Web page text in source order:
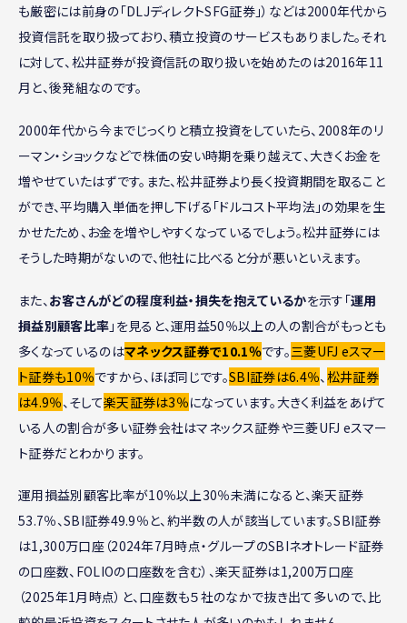
も厳密には前身の「DLJディレクトSFG証券」）などは2000年代から
投資信託を取り扱っており、積立投資のサービスもありました。それ
に対して、松井証券が投資信託の取り扱いを始めたのは2016年11
月と、後発組なのです。
2000年代から今までじっくりと積立投資をしていたら、2008年のリ
ーマン・ショックなどで株価の安い時期を乗り越えて、大きくお金を
増やせていたはずです。また、松井証券より長く投資期間を取ること
ができ、平均購入単価を押し下げる「ドルコスト平均法」の効果を生
かせたため、お金を増やしやすくなっているでしょう。松井証券には
そうした時期がないので、他社に比べると分が悪いといえます。
また、 お客さんがどの程度利益・損失を抱えているかを示す「運用
損益別顧客比率 」を見ると、運用益50％以上の人の割合がもっとも
多くなっているのはマネックス証券で10.1％です。三菱UFJ eスマー
ト証券も10％ですから、ほぼ同じです。SBI証券は6.4％、 松井証券
は4.9％、そして楽天証券は3％になっています。大きく利益をあげて
いる人の割合が多い証券会社はマネックス証券や三菱UFJ eスマー
ト証券だとわかります。
運用損益別顧客比率が10％以上30％未満になると、楽天証券
53.7％、SBI証券49.9％と、約半数の人が該当しています。SBI証券
は1,300万口座（2024年7月時点・グループのSBIネオトレード証券
の口座数、FOLIOの口座数を含む）、楽天証券は1,200万口座
（2025年1月時点）と、口座数も５社のなかで抜き出て多いので、比